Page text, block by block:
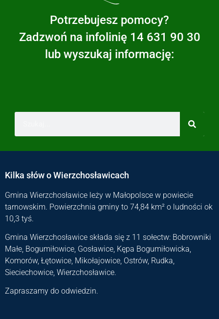
Potrzebujesz pomocy?
Zadzwoń na infolinię 14 631 90 30
lub wyszukaj informację:
Kilka słów o Wierzchosławicach
Gmina Wierzchosławice leży w Małopolsce w powiecie
tarnowskim. Powierzchnia gminy to 74,84 km² o ludności ok
10,3 tyś.
Gmina Wierzchosławice składa się z 11 sołectw: Bobrowniki
Małe, Bogumiłowice, Gosławice, Kępa Bogumiłowicka,
Komorów, Łętowice, Mikołajowice, Ostrów, Rudka,
Sieciechowice, Wierzchosławice.
Zapraszamy do odwiedzin.